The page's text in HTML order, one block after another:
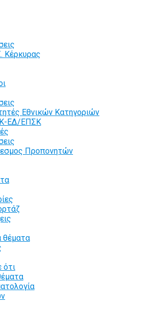
Κέρκυρας
Εθνικών Κατηγοριών
ΕΔ/ΕΠΣΚ
Προπονητών
θέματα
ότι